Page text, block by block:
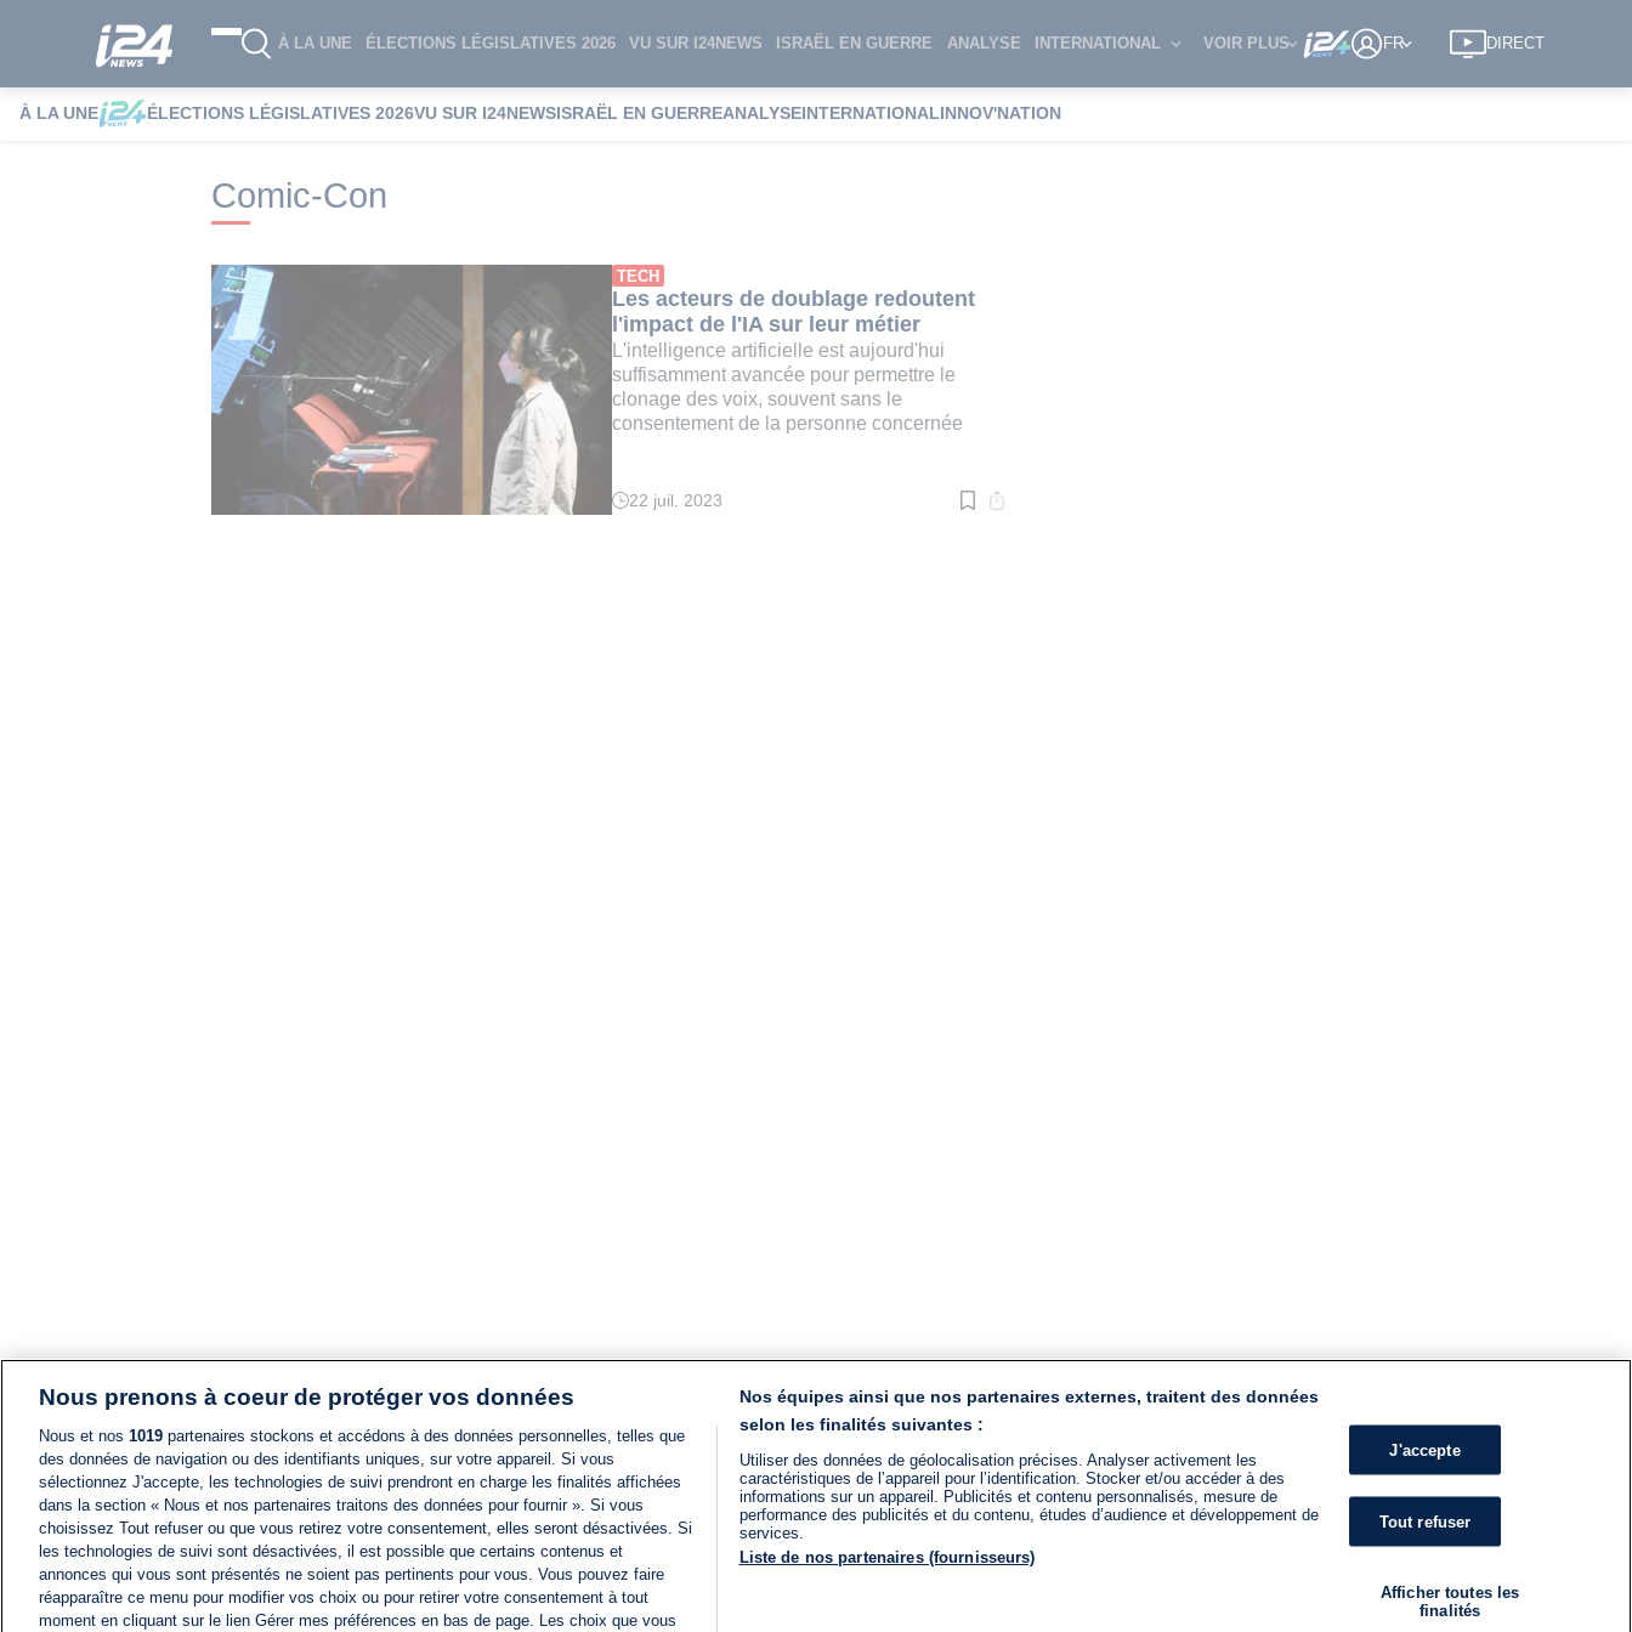
À LA UNE ÉLECTIONS LÉGISLATIVES 2026 VU SUR I24NEWS ISRAËL EN GUERRE ANALYSE INTERNATIONAL VOIR PLUS FR DIRECT
À LA UNE ÉLECTIONS LÉGISLATIVES 2026VU SUR I24NEWSISRAËL EN GUERREANALYSEINTERNATIONALINNOV'NATION
i24NEWS i24NEWS Tags index Comic-Con
Comic-Con
TECH
Les acteurs de doublage redoutent
l'impact de l'IA sur leur métier
L'intelligence artificielle est aujourd'hui
suffisamment avancée pour permettre le
clonage des voix, souvent sans le
consentement de la personne concernée
Temps
22 juil. 2023
Nous prenons à coeur de protéger vos données
Nous et nos 1019 partenaires stockons et accédons à des données personnelles, telles que
des données de navigation ou des identifiants uniques, sur votre appareil. Si vous
sélectionnez J'accepte, les technologies de suivi prendront en charge les finalités affichées
dans la section « Nous et nos partenaires traitons des données pour fournir ». Si vous
choisissez Tout refuser ou que vous retirez votre consentement, elles seront désactivées. Si
les technologies de suivi sont désactivées, il est possible que certains contenus et
annonces qui vous sont présentés ne soient pas pertinents pour vous. Vous pouvez faire
réapparaître ce menu pour modifier vos choix ou pour retirer votre consentement à tout
moment en cliquant sur le lien Gérer mes préférences en bas de page. Les choix que vous
Nos équipes ainsi que nos partenaires externes, traitent des données
selon les finalités suivantes :
Utiliser des données de géolocalisation précises. Analyser activement les
caractéristiques de l’appareil pour l’identification. Stocker et/ou accéder à des
informations sur un appareil. Publicités et contenu personnalisés, mesure de
performance des publicités et du contenu, études d’audience et développement de
services.
Liste de nos partenaires (fournisseurs)
J'accepte
Tout refuser
Afficher toutes les
finalités